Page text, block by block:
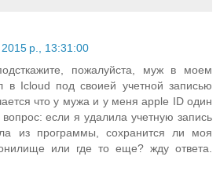
2015 р., 13:31:00
пожалуйста, муж в моем
в Icloud под своией учетной записью
что у мужа и у меня apple ID один
если я удалила учетную запись
из программы, сохранится ли моя
или где то еще? жду ответа.